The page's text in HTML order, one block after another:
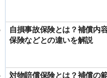
自損事故保険とは？補償内
保険などとの違いを解説
対物賠償保険とは？補償の